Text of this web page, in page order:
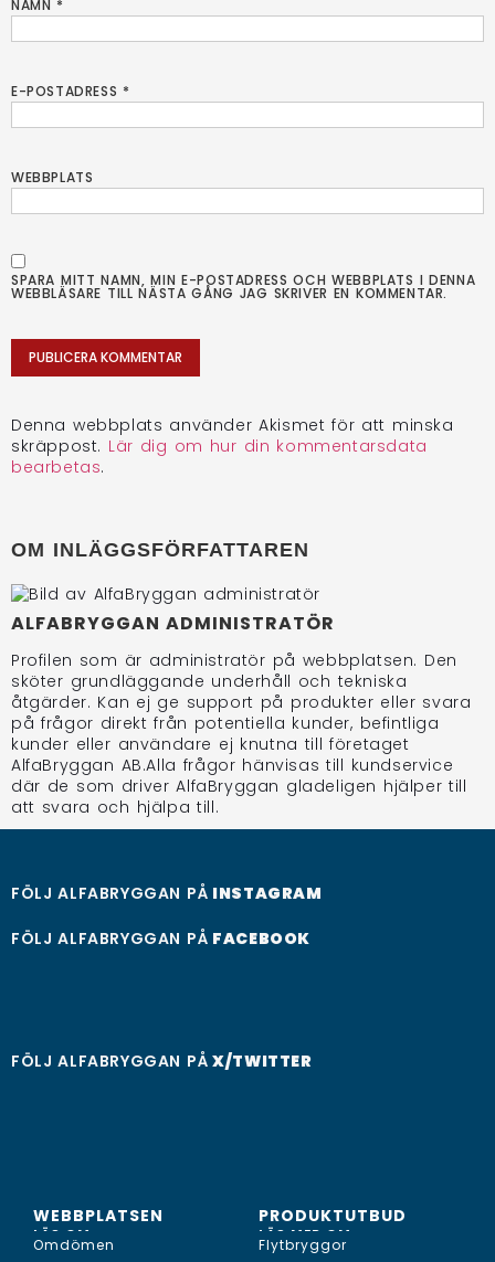
NAMN *
E-POSTADRESS *
WEBBPLATS
SPARA MITT NAMN, MIN E-POSTADRESS OCH WEBBPLATS I DENNA
WEBBLÄSARE TILL NÄSTA GÅNG JAG SKRIVER EN KOMMENTAR.
Denna webbplats använder Akismet för att minska
skräppost. Lär dig om hur din kommentarsdata
bearbetas.
OM INLÄGGSFÖRFATTAREN
ALFABRYGGAN ADMINISTRATÖR
Profilen som är administratör på webbplatsen. Den
sköter grundläggande underhåll och tekniska
åtgärder. Kan ej ge support på produkter eller svara
på frågor direkt från potentiella kunder, befintliga
kunder eller användare ej knutna till företaget
AlfaBryggan AB.Alla frågor hänvisas till kundservice
där de som driver AlfaBryggan gladeligen hjälper till
att svara och hjälpa till.
FÖLJ ALFABRYGGAN PÅ INSTAGRAM
FÖLJ ALFABRYGGAN PÅ FACEBOOK
FÖLJ ALFABRYGGAN PÅ X/TWITTER
WEBBPLATSEN
LÄS OM...
Omdömen
PRODUKTUTBUD
LÄS MER OM...
Flytbryggor